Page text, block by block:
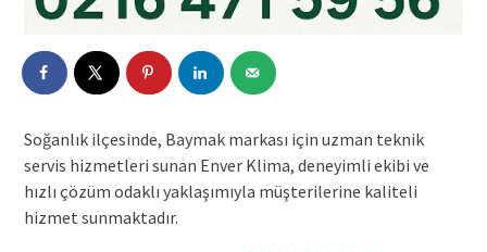
Soğanlık ilçesinde, Baymak markası için uzman teknik
servis hizmetleri sunan Enver Klima, deneyimli ekibi ve
hızlı çözüm odaklı yaklaşımıyla müşterilerine kaliteli
hizmet sunmaktadır.